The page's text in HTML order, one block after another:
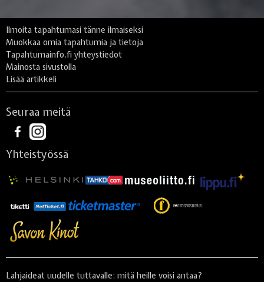
Ilmoita tapahtumasi tänne ilmaiseksi
Muokkaa omia tapahtumia ja tietoja
Tapahtumainfo.fi yhteystiedot
Mainosta sivustolla
Lisää artikkeli
Seuraa meitä
Yhteistyössä
Lahjaideat uudelle tuttavalle: mitä heille voisi antaa?